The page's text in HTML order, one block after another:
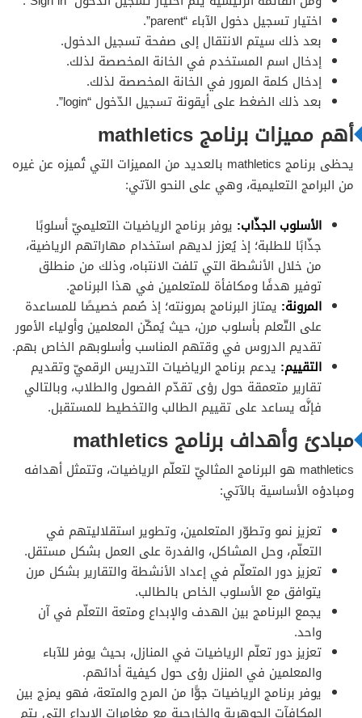
اختيار تسجيل دخول الآباء “parent”.
بعد ذلك سيتم الانتقال إلى صفحة تسجيل الدخول.
إدخال اسم المستخدم في الخانة المخصصة لذلك.
إدخال كلمة المرور في الخانة المخصصة لذلك.
بعد ذلك الضغط على أيقونة تسجيل الدّخول “login”.
أهم مميزات برنامج mathletics
يحظى برنامج mathletics بالعديد من المميزات التي تُميزه عن غيره
من البرامج التعليمية، وهي على النحو الآتي:
الأسلوب الجذّاب: يوفر برنامج الرياضيات التعليميّ أسلوبًا
جذّابًا للطلبة؛ إذ يُعزز لديهم استخدام مهاراتهم الرياضية،
من خلال الأنشطة التي تلفت الانتباه، وذلك من منطلق
توفير هدفًا ومكافأة للمتعلمين في هذا البرنامج.
المرونة: يمتاز البرنامج بمرونته؛ إذ صُمم خصيصًا للمساعدة
على التّعلم بأسلوب مرن، حيث يُمكّن المعلمين وأولياء الأمور
تقديم الدروس في وقتهم المناسب وأسلوبهم الخاص بهم.
التقييم: يدعم برنامج الرياضيات التدريس الرقميّ وتقديم
تقارير متعمقة حول رؤى تقدّم الفصول والطلاب، وبالتالي
فإنَّه يساعد على تقييم الطالب والتخطيط للمستقبل.
مبادئ وأهداف برنامج mathletics
mathletics هو البرنامج المثاليّ لتعلّم الرياضيات، وتتمثل أهدافه
ومبادؤه الأساسية بالآتي:
تعزيز نمو وتطوّر المتعلمين، وتطوير استقلاليتهم في
التعلّم، وحل المشاكل، والفدرة على العمل بشكل مستقل.
تعزيز دور المتعلّم في إعداد الأنشطة والتقارير بشكل مرن
يتوافق مع الأسلوب الخاص بالطالب.
يجمع البرنامج بين الهدف والإبداع ومتعة التعلّم في آن
واحد.
تعزيز دور تعلّم الرياضيات في المنازل، بحيث يوفر للآباء
والمعلمين في المنزل رؤى حول كيفية أدائهم.
يوفر برنامج الرياضيات جوًّا من المرح والمتعة، فهو يمزج بين
المكافآت الجوهرية والخارجية مع مغامرات الإبداع التي يتم